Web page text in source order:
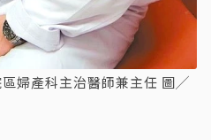
婦產科主治醫師兼主任 圖╱